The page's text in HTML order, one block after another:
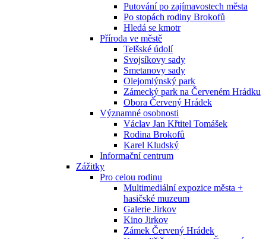
Putování po zajímavostech města
Po stopách rodiny Brokofů
Hledá se kmotr
Příroda ve městě
Telšské údolí
Svojsíkovy sady
Smetanovy sady
Olejomlýnský park
Zámecký park na Červeném Hrádku
Obora Červený Hrádek
Významné osobnosti
Václav Jan Křtitel Tomášek
Rodina Brokofů
Karel Kludský
Informační centrum
Zážitky
Pro celou rodinu
Multimediální expozice města +
hasičské muzeum
Galerie Jirkov
Kino Jirkov
Zámek Červený Hrádek